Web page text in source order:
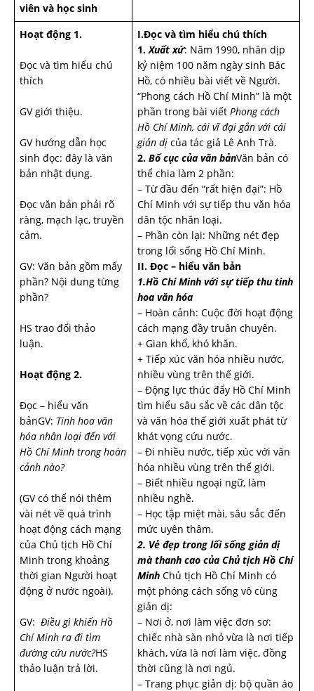
viên và học sinh
Hoạt động 1.
Đọc và tìm hiểu chú
thích
GV giới thiệu.
GV hướng dẫn học
sinh đọc: đây là văn
bản nhật dụng.
Đọc văn bản phải rõ
ràng, mạch lạc, truyền
cảm.
GV: Văn bản gồm mấy
phần? Nội dung từng
phần?
HS trao đổi thảo
luận.
Hoạt động 2.
Đọc – hiểu văn
bảnGV: Tinh hoa văn
hóa nhân loại đến với
Hồ Chí Minh trong hoàn
cảnh nào?
(GV có thể nói thêm
vài nét về quá trình
hoạt động cách mạng
của Chủ tịch Hồ Chí
Minh trong khoảng
thời gian Người hoạt
động ở nước ngoài).
GV: Điều gì khiến Hồ
Chí Minh ra đi tìm
đường cứu nước?HS
thảo luận trả lời.
I.Đọc và tìm hiểu chú thích
1. Xuất xứ: Năm 1990, nhân dịp
kỷ niệm 100 năm ngày sinh Bác
Hồ, có nhiều bài viết về Người.
“Phong cách Hồ Chí Minh” là một
phần trong bài viết Phong cách
Hồ Chí Minh, cái vĩ đại gắn với cái
giản dị của tác giả Lê Anh Trà.
2. Bố cục của văn bảnVăn bản có
thể chia làm 2 phần:
– Từ đầu đến “rất hiện đại”: Hồ
Chí Minh với sự tiếp thu văn hóa
dân tộc nhân loại.
– Phần còn lại: Những nét đẹp
trong lối sống Hồ Chí Minh.
II. Đọc – hiểu văn bản
1.Hồ Chí Minh với sự tiếp thu tinh
hoa văn hóa
– Hoàn cảnh: Cuộc đời hoạt động
cách mạng đầy truân chuyên.
+ Gian khổ, khó khăn.
+ Tiếp xúc văn hóa nhiều nước,
nhiều vùng trên thế giới.
– Động lực thúc đẩy Hồ Chí Minh
tìm hiểu sâu sắc về các dân tộc
và văn hóa thế giới xuất phát từ
khát vọng cứu nước.
– Đi nhiều nước, tiếp xúc với văn
hóa nhiều vùng trên thế giới.
– Biết nhiều ngoại ngữ, làm
nhiều nghề.
– Học tập miệt mài, sâu sắc đến
mức uyên thâm.
2. Vẻ đẹp trong lối sống giản dị
mà thanh cao của Chủ tịch Hồ Chí
Minh Chủ tịch Hồ Chí Minh có
một phóng cách sống vô cùng
giản dị:
– Nơi ở, nơi làm việc đơn sơ:
chiếc nhà sàn nhỏ vừa là nơi tiếp
khách, vừa là nơi làm việc, đồng
thời cũng là nơi ngủ.
– Trang phục giản dị: bộ quần áo